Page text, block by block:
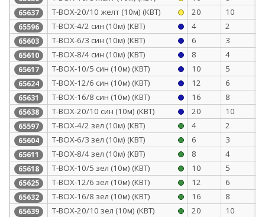
65637 Т-BOX-20/10 желт (10м) (КВТ) 20 10
65596 Т-BOX-4/2 син (10м) (КВТ) 4 2
65603 Т-BOX-6/3 син (10м) (КВТ) 6 3
65610 Т-BOX-8/4 син (10м) (КВТ) 8 4
65617 Т-BOX-10/5 син (10м) (КВТ) 10 5
65624 Т-BOX-12/6 син (10м) (КВТ) 12 6
65631 Т-BOX-16/8 син (10м) (КВТ) 16 8
65638 Т-BOX-20/10 син (10м) (КВТ) 20 10
65597 Т-BOX-4/2 зел (10м) (КВТ) 4 2
65604 Т-BOX-6/3 зел (10м) (КВТ) 6 3
65611 Т-BOX-8/4 зел (10м) (КВТ) 8 4
65618 Т-BOX-10/5 зел (10м) (КВТ) 10 5
65625 Т-BOX-12/6 зел (10м) (КВТ) 12 6
65632 Т-BOX-16/8 зел (10м) (КВТ) 16 8
65639 Т-BOX-20/10 зел (10м) (КВТ) 20 10